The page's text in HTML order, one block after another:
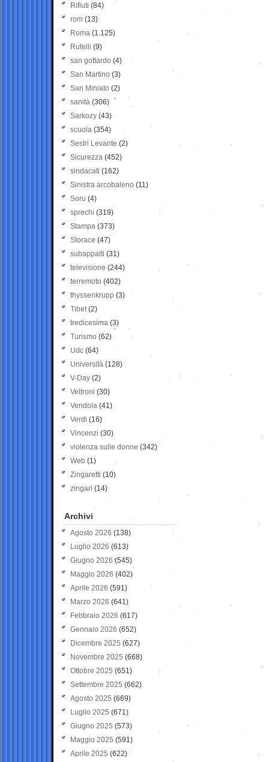
Rifiuti (84)
rom (13)
Roma (1.125)
Rutelli (9)
san gottardo (4)
San Martino (3)
San Miniato (2)
sanità (306)
Sarkozy (43)
scuola (354)
Sestri Levante (2)
Sicurezza (452)
sindacati (162)
Sinistra arcobaleno (11)
Soru (4)
sprechi (319)
Stampa (373)
Storace (47)
subappalti (31)
televisione(244)
terremoto (402)
thyssenkrupp (3)
Tibet(2)
tredicesima (3)
Turismo (62)
Udc (64)
Università (128)
V-Day (2)
Veltroni (30)
Vendola (41)
Verdi (16)
Vincenzi (30)
violenza sulle donne (342)
Web (1)
Zingaretti (10)
zingari (14)
Archivi
Agosto 2026 (138)
Luglio 2026 (613)
Giugno 2026 (545)
Maggio 2026 (402)
Aprile 2026 (591)
Marzo 2026 (641)
Febbraio 2026 (617)
Gennaio 2026 (652)
Dicembre 2025 (627)
Novembre 2025 (668)
Ottobre 2025 (651)
Settembre 2025 (662)
Agosto 2025 (669)
Luglio 2025 (671)
Giugno 2025 (573)
Maggio 2025 (591)
Aprile 2025 (622)